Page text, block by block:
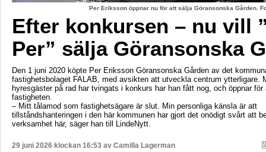
Per Eriksson öppnar nu för att sälja Göransonska Gården.
Efter konkursen – nu vill
Per” sälja Göransonska
Den 1 juni 2020 köpte Per Eriksson Göransonska Gården av det
fastighetsbolaget FALAB, med avsikten att utveckla centrum ytterligare.
hyresgäster på rad har tvingats i konkurs har han fått nog, och öppnar för
fastigheten.
– Mitt tålamod som fastighetsägare är slut. Min personliga känsla är att
tillståndshanteringen i den här kommunen har gjort det onödigt svårt att
verksamhet här, säger han till LindeNytt.
29 juni 2026 klockan 16:53 av Camilla Lagerman